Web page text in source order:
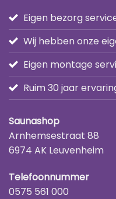
Eigen bezorg
Wij hebben onze
Eigen montage
Ruim 30 jaar
Saunashop
Arnhemsestraat 88
6974 AK Leuvenheim
Telefoonnummer
0575 561 000